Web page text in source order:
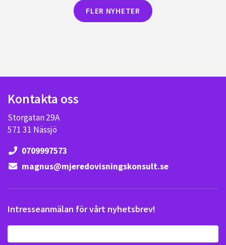
FLER NYHETER
Kontakta oss
Storgatan 29A
571 31 Nässjö
0709997573
magnus@mjeredovisningskonsult.se
Intresseanmälan för vårt nyhetsbrev!